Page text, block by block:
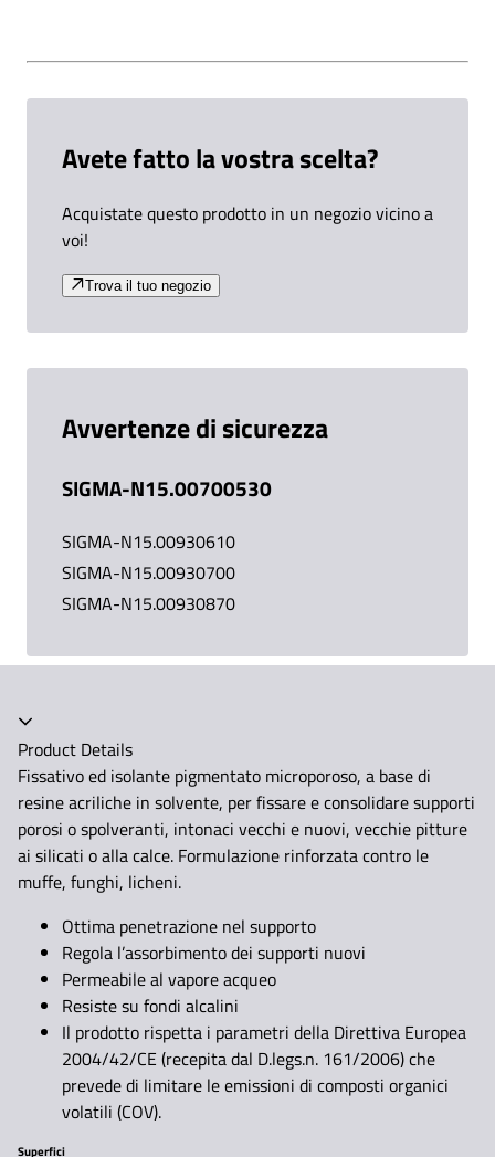
Avete fatto la vostra scelta?
Acquistate questo prodotto in un negozio vicino a
voi!
Trova il tuo negozio
Avvertenze di sicurezza
SIGMA-N15.00700530
SIGMA-N15.00930610
SIGMA-N15.00930700
SIGMA-N15.00930870
Product Details
Fissativo ed isolante pigmentato microporoso, a base di
resine acriliche in solvente, per fissare e consolidare supporti
porosi o spolveranti, intonaci vecchi e nuovi, vecchie pitture
ai silicati o alla calce. Formulazione rinforzata contro le
muffe, funghi, licheni.
Ottima penetrazione nel supporto
Regola l’assorbimento dei supporti nuovi
Permeabile al vapore acqueo
Resiste su fondi alcalini
Il prodotto rispetta i parametri della Direttiva Europea
2004/42/CE (recepita dal D.legs.n. 161/2006) che
prevede di limitare le emissioni di composti organici
volatili (COV).
Superfici